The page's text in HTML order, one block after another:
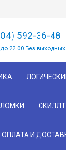
592-36-48
22 00 Без выходных
ОПЛАТА И